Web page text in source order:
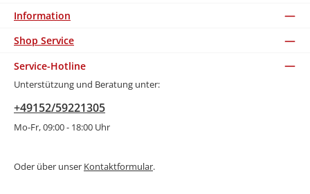
Information
Shop Service
Service-Hotline
Unterstützung und Beratung unter:
+49152/59221305
Mo-Fr, 09:00 - 18:00 Uhr
Oder über unser Kontaktformular.